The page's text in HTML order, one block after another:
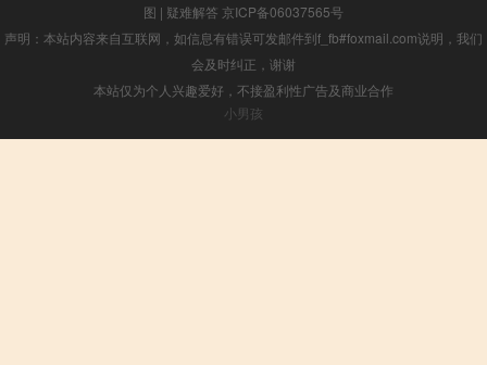
图 | 疑难解答 京ICP备06037565号
声明：本站内容来自互联网，如信息有错误可发邮件到f_fb#foxmail.com说明，我们
会及时纠正，谢谢
本站仅为个人兴趣爱好，不接盈利性广告及商业合作
小男孩